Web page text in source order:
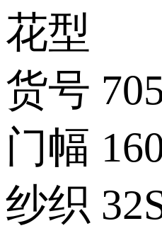
花型
货号
门幅
纱织